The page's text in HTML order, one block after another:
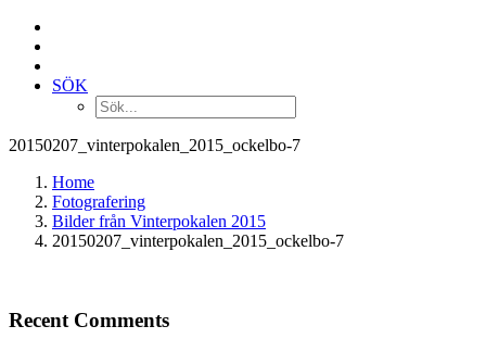
SÖK
20150207_vinterpokalen_2015_ockelbo-7
Home
Fotografering
Bilder från Vinterpokalen 2015
20150207_vinterpokalen_2015_ockelbo-7
Recent Comments